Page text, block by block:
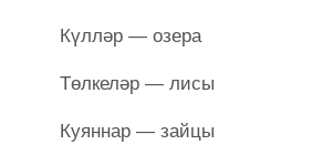
Күлләр — озера
Төлкеләр — лисы
Куяннар — зайцы